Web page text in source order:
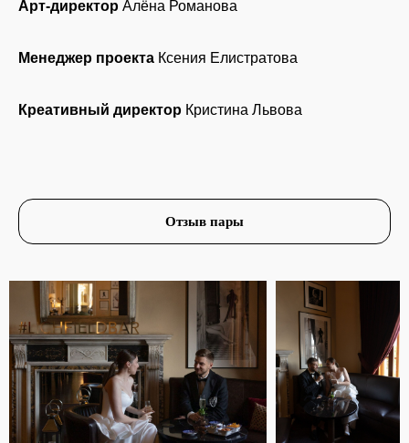
Арт-директор Алёна Романова
Менеджер проекта Ксения Елистратова
Креативный директор Кристина Львова
Отзыв пары